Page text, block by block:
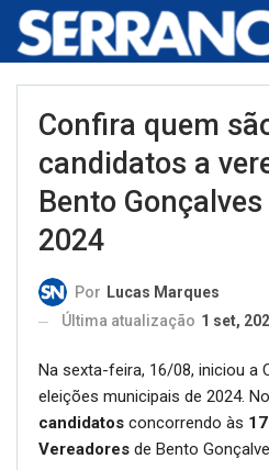
Confira quem
candidatos a
Bento
2024
Por Lucas Marques
Última atualização 1 set,
Na sexta-feira, 16/08, iniciou a
eleições municipais de 2024.
candidatos concorrendo às
Vereadores de Bento